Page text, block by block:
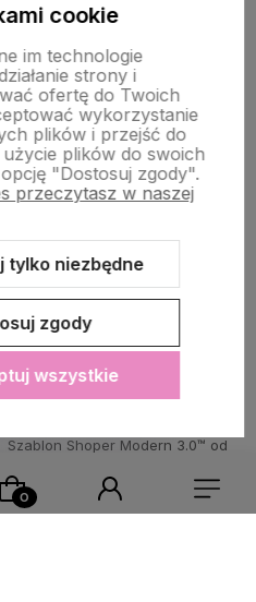
Szablon Shoper Modern 3.0™ od
cookie
im technologie
strony i
ofertę do Twoich
wykorzystanie
plików i przejść do
plików do swoich
"Dostosuj zgody".
przeczytasz w naszej
tylko niezbędne
zgody
wszystkie